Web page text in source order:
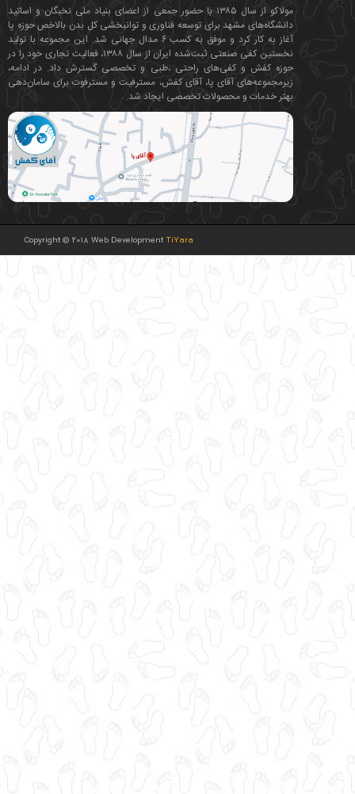
مولاکو از سال ۱۳۸۵ با حضور جمعی از اعضای بنیاد ملی نخبگان و اساتید
دانشگاه‌های مشهد برای توسعه فناوری‌ و توانبخشی کل بدن بالاخص حوزه پا
آغاز به کار کرد و موفق به کسب ۶ مدال جهانی شد. این مجموعه با تولید
نخستین کفی صنعتی ثبت‌شده ایران از سال ۱۳۸۸، فعالیت تجاری خود را در
حوزه کفش و کفی‌های راحتی ،طبی و تخصصی گسترش داد. در ادامه،
زیرمجموعه‌های آقای پا، آقای کفش، مسترفیت و مسترفوت برای سامان‌دهی
بهتر خدمات و محصولات تخصصی ایجاد شد.
Copyright © 2018 Web DevelopmentTiYara